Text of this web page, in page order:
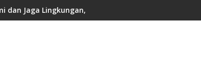
Pemasangan BenderaPAC LDII Jakasampurna Sukses Gelar
Ciptakan Peluang Usaha